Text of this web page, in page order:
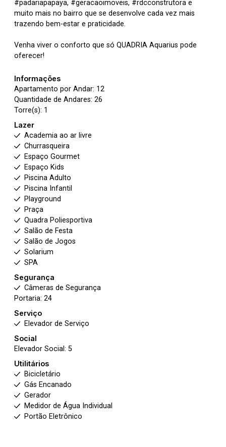
#padariapapaya, #geracaoimoveis, #rdcconstrutora e
muito mais no bairro que se desenvolve cada vez mais
trazendo bem-estar e praticidade.
Venha viver o conforto que só QUADRIA Aquarius pode
oferecer!
Informações
Apartamento por Andar: 12
Quantidade de Andares: 26
Torre(s): 1
Lazer
Academia ao ar livre
Churrasqueira
Espaço Gourmet
Espaço Kids
Piscina Adulto
Piscina Infantil
Playground
Praça
Quadra Poliesportiva
Salão de Festa
Salão de Jogos
Solarium
SPA
Segurança
Câmeras de Segurança
Portaria: 24
Serviço
Elevador de Serviço
Social
Elevador Social: 5
Utilitários
Bicicletário
Gás Encanado
Gerador
Medidor de Água Individual
Portão Eletrônico